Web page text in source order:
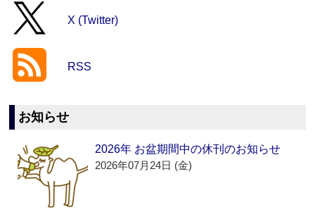
X (Twitter)
RSS
お知らせ
2026年 お盆期間中の休刊のお知らせ
2026年07月24日 (金)